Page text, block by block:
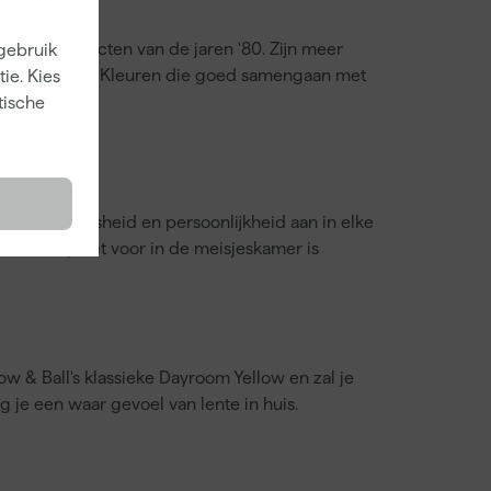
Kies
van de jaren '80. Zijn meer
zuiden. Kleuren die goed samengaan met
speelsheid en persoonlijkheid aan in elke
leuk palet voor in de meisjeskamer is
& Ball's klassieke Dayroom Yellow en zal je
je een waar gevoel van lente in huis.